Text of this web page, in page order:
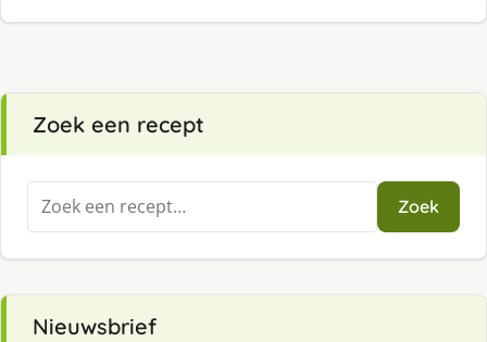
Zoek een recept
Zoeken
naar:
Zoek
Nieuwsbrief